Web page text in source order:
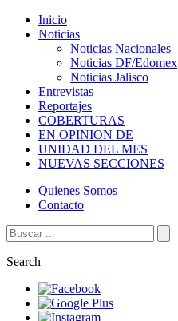
Inicio
Noticias
Noticias Nacionales
Noticias DF/Edomex
Noticias Jalisco
Entrevistas
Reportajes
COBERTURAS
EN OPINION DE
UNIDAD DEL MES
NUEVAS SECCIONES
Quienes Somos
Contacto
Search